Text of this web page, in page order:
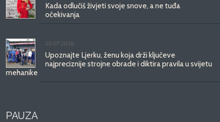
Kada odlučiš živjeti svoje snove, a ne tuđa
očekivanja
20.07.2026.
Upoznajte Ljerku, ženu koja drži ključeve
najpreciznije strojne obrade i diktira pravila u svijetu
mehanike
PAUZA